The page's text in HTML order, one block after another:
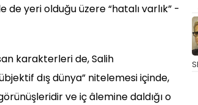
de yeri olduğu üzere “hatalı varlık” -
karakterleri de, Salih
dış dünya” nitelemesi içinde,
ve iç âlemine daldığı o